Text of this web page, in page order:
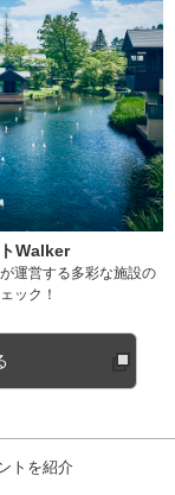
Walker
運営する多彩な施設の
ック！
トを紹介